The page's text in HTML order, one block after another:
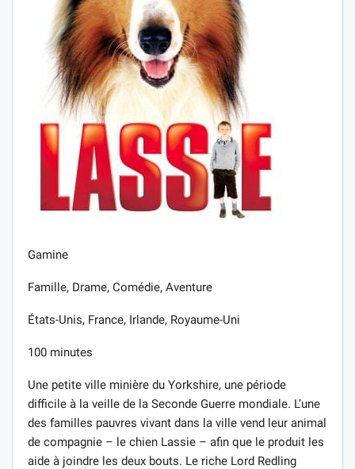
Gamine
Famille, Drame, Comédie, Aventure
États-Unis, France, Irlande, Royaume-Uni
100 minutes
Une petite ville minière du Yorkshire, une période
difficile à la veille de la Seconde Guerre mondiale. L’une
des familles pauvres vivant dans la ville vend leur animal
de compagnie – le chien Lassie – afin que le produit les
aide à joindre les deux bouts. Le riche Lord Redling